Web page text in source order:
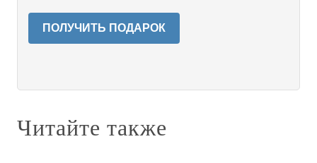
ПОЛУЧИТЬ ПОДАРОК
Читайте также